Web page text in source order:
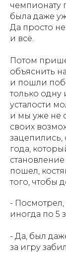
чемпионату
была даже
Да просто не
и всё.
Потом
объяснить
и пошли
только одну
усталости
и мы уже не
своих
зацепились,
года,
пошел,
того, чтобы
- Посмотрел,
иногда по 5
- Да, был
за игру